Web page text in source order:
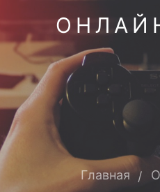
Главная